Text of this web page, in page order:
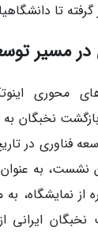
تا
مسیر
نخبگان به
فناوری در
نشست، به عنوان
از نمایشگاه،
نخبگان